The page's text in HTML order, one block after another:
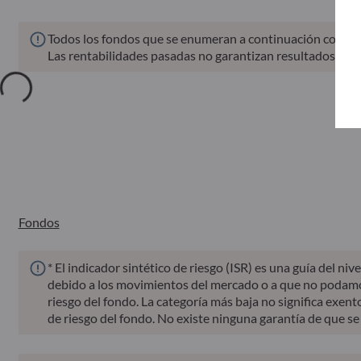
Todos los fondos que se enumeran a continuación
Las rentabilidades pasadas no garantizan resultados
Fondos
* El indicador sintético de riesgo (ISR) es una guía del
debido a los movimientos del mercado o a que no
riesgo del fondo. La categoría más baja no significa
de riesgo del fondo. No existe ninguna garantía de que